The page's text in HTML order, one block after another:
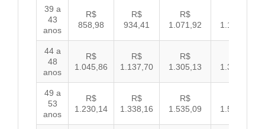
39 a
43
anos
R$
858,98
R$
934,41
R$
1.071,92
1.104,60
44 a
48
anos
R$
1.045,86
R$
1.137,70
R$
1.305,13
1.344,92
49 a
53
anos
R$
1.230,14
R$
1.338,16
R$
1.535,09
1.581,89